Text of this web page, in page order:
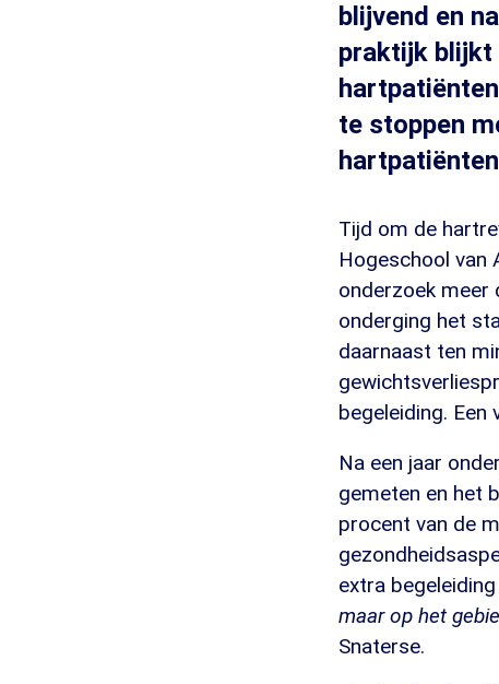
blijvend en
praktijk blijkt
te stoppen
Tijd om de
Hogeschool van
onderzoek meer
onderging het
daarnaast ten
begeleiding. Een
Na een jaar
gemeten en het
procent van de
extra
maar op het
Snaterse.